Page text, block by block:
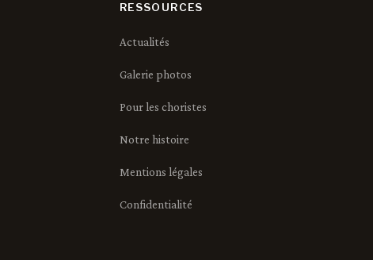
RESSOURCES
Actualités
Galerie photos
Pour les choristes
Notre histoire
Mentions légales
Confidentialité